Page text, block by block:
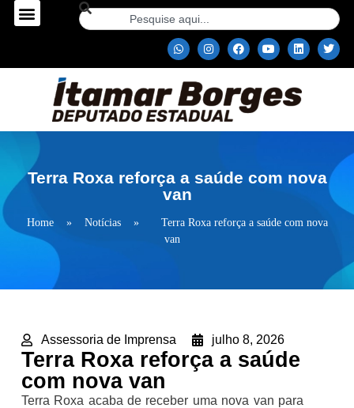
Terra Roxa reforça a saúde com nova
van
Home » Notícias »
Terra Roxa reforça a saúde com nova
van
Assessoria de Imprensa julho 8, 2026
Terra Roxa reforça a saúde
com nova van
Terra Roxa acaba de receber uma nova van para